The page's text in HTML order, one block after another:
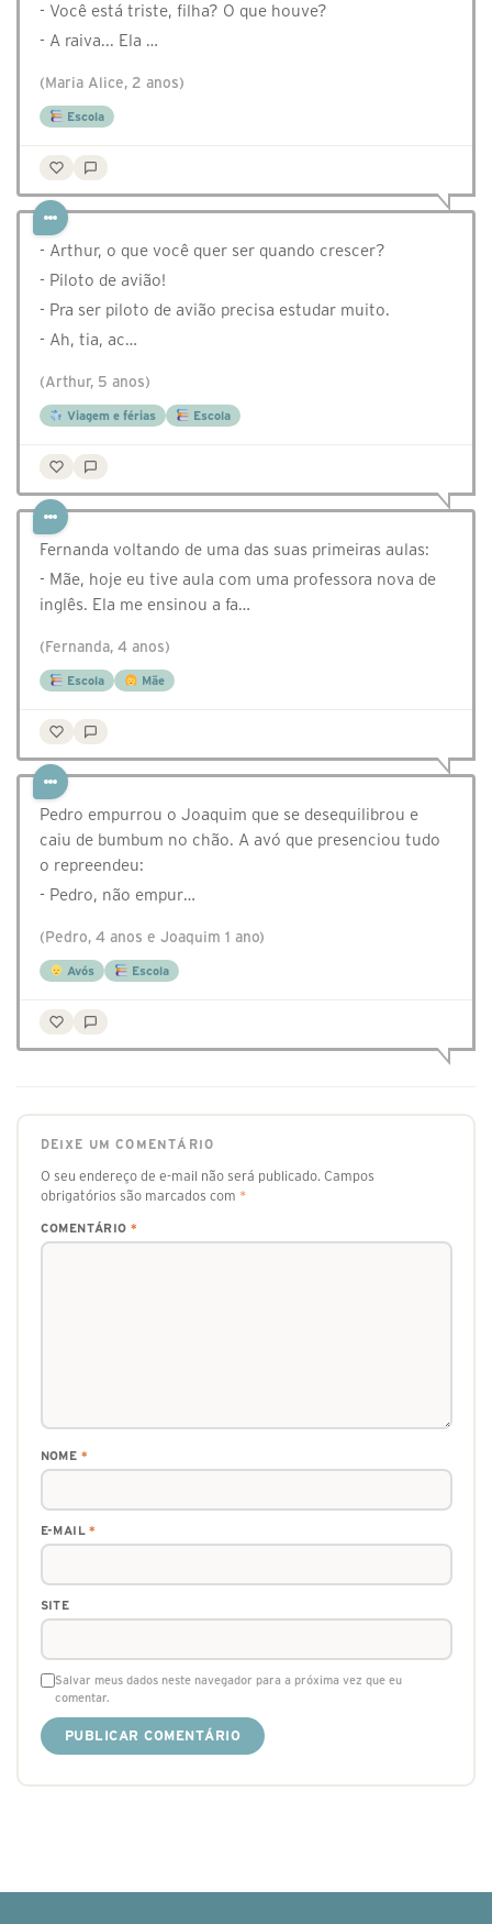
- Você está triste, filha? O que houve?
- A raiva... Ela …
(Maria Alice, 2 anos)
Escola
- Arthur, o que você quer ser quando crescer?⠀
- Piloto de avião!⠀
- Pra ser piloto de avião precisa estudar muito.⠀
- Ah, tia, ac…
(Arthur, 5 anos)
Viagem e férias Escola
Fernanda voltando de uma das suas primeiras aulas:
- Mãe, hoje eu tive aula com uma professora nova de
inglês. Ela me ensinou a fa…
(Fernanda, 4 anos)
Escola Mãe
Pedro empurrou o Joaquim que se desequilibrou e
caiu de bumbum no chão. A avó que presenciou tudo
o repreendeu:
- Pedro, não empur…
(Pedro, 4 anos e Joaquim 1 ano)
Avós Escola
DEIXE UM COMENTÁRIO
O seu endereço de e-mail não será publicado. Campos
obrigatórios são marcados com *
COMENTÁRIO *
NOME *
E-MAIL*
SITE
Salvar meus dados neste navegador para a próxima vez que eu
comentar.